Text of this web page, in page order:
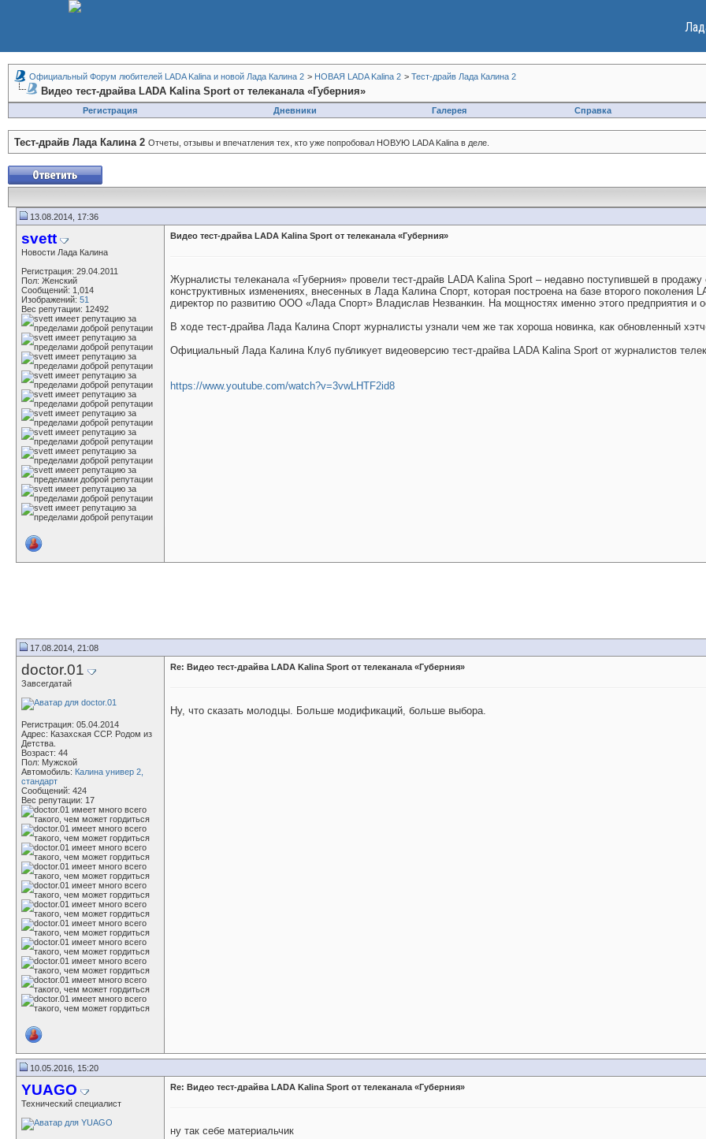
Официальный Форум любителей LADA Kalina и новой Лада Калина 2 > НОВАЯ LADA Kalina 2 > Тест-драйв Лада Калина 2
Видео тест-драйва LADA Kalina Sport от телеканала «Губерния»
Регистрация Дневники Галерея Справка
Тест-драйв Лада Калина 2 Отчеты, отзывы и впечатления тех, кто уже попробовал НОВУЮ LADA Kalina в деле.
13.08.2014, 17:36
svett
Новости Лада Калина
Регистрация: 29.04.2011
Пол: Женский
Сообщений: 1,014
Изображений: 51
Вес репутации: 12492
Видео тест-драйва LADA Kalina Sport от телеканала «Губерния»
Журналисты телеканала «Губерния» провели тест-драйв LADA Kalina Sport – недавно поступившей в
конструктивных изменениях, внесенных в Лада Калина Спорт, которая построена на базе второго поколения
директор по развитию ООО «Лада Спорт» Владислав Незванкин. На мощностях именно этого предприятия и
В ходе тест-драйва Лада Калина Спорт журналисты узнали чем же так хороша новинка, как обновленный
Официальный Лада Калина Клуб публикует видеоверсию тест-драйва LADA Kalina Sport от журналистов
https://www.youtube.com/watch?v=3vwLHTF2id8
17.08.2014, 21:08
doctor.01
Завсегдатай
Регистрация: 05.04.2014
Адрес: Казахская ССР. Родом из
Детства.
Возраст: 44
Пол: Мужской
Автомобиль: Калина универ 2,
стандарт
Сообщений: 424
Вес репутации: 17
Re: Видео тест-драйва LADA Kalina Sport от телеканала «Губерния»
Ну, что сказать молодцы. Больше модификаций, больше выбора.
10.05.2016, 15:20
YUAGO
Технический специалист
Re: Видео тест-драйва LADA Kalina Sport от телеканала «Губерния»
ну так себе материальчик